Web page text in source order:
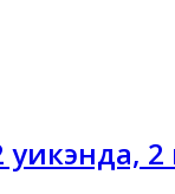
уикэнда,